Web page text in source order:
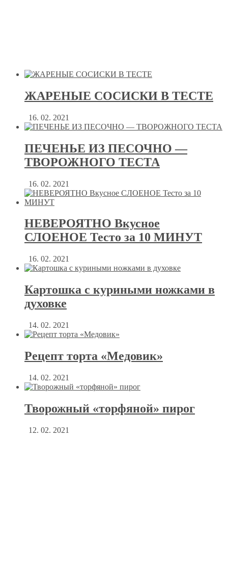
ЖАРЕНЫЕ СОСИСКИ В ТЕСТЕ
16. 02. 2021
ПЕЧЕНЬЕ ИЗ ПЕСОЧНО —
ТВОРОЖНОГО ТЕСТА
16. 02. 2021
НЕВЕРОЯТНО Вкусное
СЛОЕНОЕ Тесто за 10 МИНУТ
16. 02. 2021
Картошка с куриными ножками в
духовке
14. 02. 2021
Рецепт торта «Медовик»
14. 02. 2021
Творожный «торфяной» пирог
12. 02. 2021